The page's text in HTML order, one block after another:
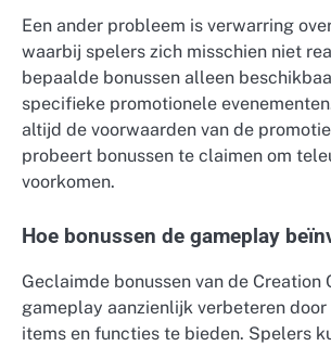
Een ander probleem is verwarring
waarbij spelers zich misschien niet
bepaalde bonussen alleen
specifieke promotionele
altijd de voorwaarden van de
probeert bonussen te claimen om
voorkomen.
Hoe bonussen de gameplay
Geclaimde bonussen van de Creation
gameplay aanzienlijk verbeteren door
items en functies te bieden. Spelers